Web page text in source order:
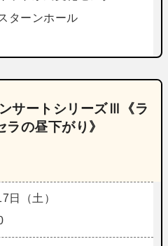
ターンホール
サートシリーズⅢ《ラ
の昼下がり》
日（土）